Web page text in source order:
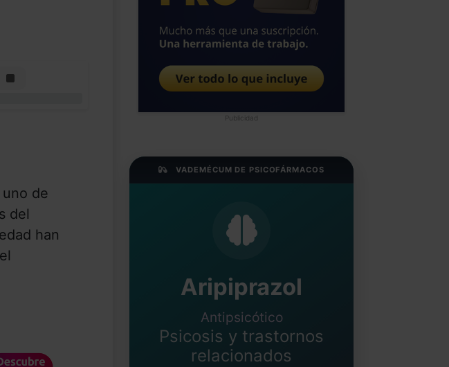
de
del
han
Publicidad
VADEMÉCUM DE PSICOFÁRMACOS
Aripiprazol
Antipsicótico
Psicosis y trastornos
relacionados